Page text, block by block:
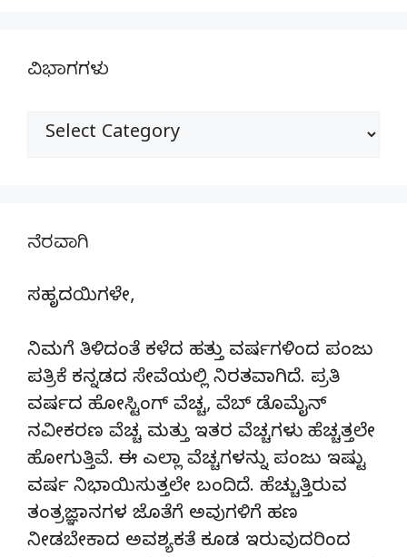
ವಿಭಾಗಗಳು
ವಿಭಾಗಗಳು
ನೆರವಾಗಿ
ಸಹೃದಯಿಗಳೇ,
ನಿಮಗೆ ತಿಳಿದಂತೆ ಕಳೆದ ಹತ್ತು ವರ್ಷಗಳಿಂದ ಪಂಜು
ಪತ್ರಿಕೆ ಕನ್ನಡದ ಸೇವೆಯಲ್ಲಿ ನಿರತವಾಗಿದೆ. ಪ್ರತಿ
ವರ್ಷದ ಹೋಸ್ಟಿಂಗ್‌ ವೆಚ್ಚ, ವೆಬ್‌ ಡೊಮೈನ್‌
ನವೀಕರಣ ವೆಚ್ಚ ಮತ್ತು ಇತರ ವೆಚ್ಚಗಳು ಹೆಚ್ಚತ್ತಲೇ
ಹೋಗುತ್ತಿವೆ. ಈ ಎಲ್ಲಾ ವೆಚ್ಚಗಳನ್ನು ಪಂಜು ಇಷ್ಟು
ವರ್ಷ ನಿಭಾಯಿಸುತ್ತಲೇ ಬಂದಿದೆ. ಹೆಚ್ಚುತ್ತಿರುವ
ತಂತ್ರಜ್ಞಾನಗಳ ಜೊತೆಗೆ ಅವುಗಳಿಗೆ ಹಣ
ನೀಡಬೇಕಾದ ಅವಶ್ಯಕತೆ ಕೂಡ ಇರುವುದರಿಂದ